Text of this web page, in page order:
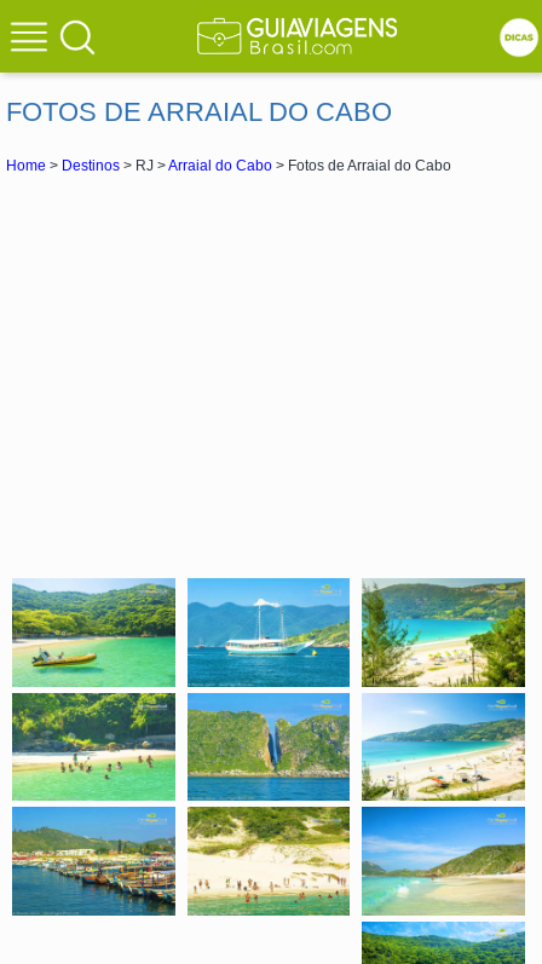
FOTOS DE ARRAIAL DO CABO
Home > Destinos > RJ >Arraial do Cabo > Fotos de Arraial do Cabo